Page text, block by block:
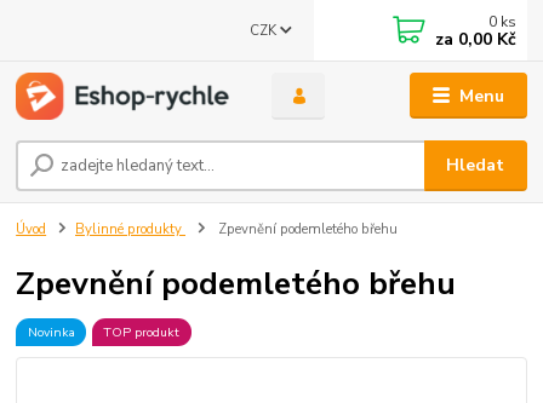
Menu
CZK
Hledat
0 ks
za 0,00 Kč
Úvod Bylinné produkty Zpevnění podemletého břehu
Zpevnění podemletého břehu
Novinka TOP produkt